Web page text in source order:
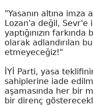
"Yasanın altına
Lozan'a değil, Sevr'e
yaptığınızın
olarak adlandırılan
etmeyeceğiz!"
İYİ Parti, yasa
sahiplerine iade
aşamasında her bir
bir direnç